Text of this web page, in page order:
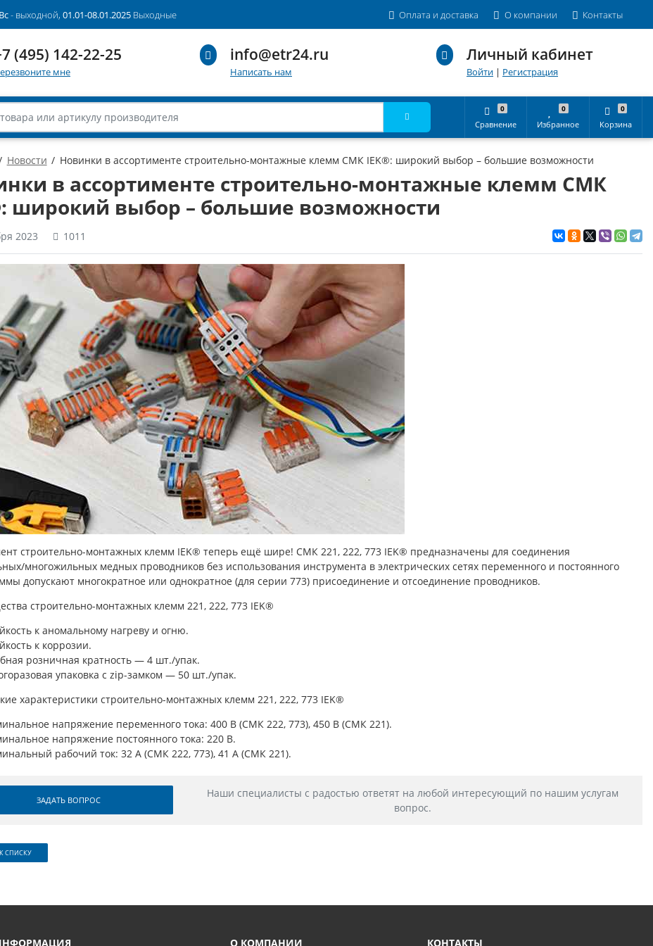
Вс- выходной, 01.01-08.01.2025 Выходные Оплата и доставка О компании Контакты
(495) 142-22-25
мне
info@etr24.ru
Написать нам
Личный кабинет
Войти | Регистрация
0
Сравнение
0
Избранное
0
Корзина
Новости Новинки в ассортименте строительно-монтажные клемм СМК IEK®: широкий выбор – большие возможности
в ассортименте строительно-монтажные клемм СМК
широкий выбор – большие возможности
2023 1011
строительно-монтажных клемм IEK® теперь ещё шире! СМК 221, 222, 773 IEK® предназначены для соединения
многожильных медных проводников без использования инструмента в электрических сетях переменного и постоянного
допускают многократное или однократное (для серии 773) присоединение и отсоединение проводников.
строительно-монтажных клемм 221, 222, 773 IEK®
к аномальному нагреву и огню.
к коррозии.
розничная кратность — 4 шт./упак.
упаковка с zip-замком — 50 шт./упак.
характеристики строительно-монтажных клемм 221, 222, 773 IEK®
напряжение переменного тока: 400 В (СМК 222, 773), 450 В (СМК 221).
напряжение постоянного тока: 220 В.
рабочий ток: 32 А (СМК 222, 773), 41 А (СМК 221).
ЗАДАТЬ ВОПРОС
Наши специалисты с радостью ответят на любой интересующий по нашим услугам
вопрос.
СПИСКУ
О КОМПАНИИ КОНТАКТЫ